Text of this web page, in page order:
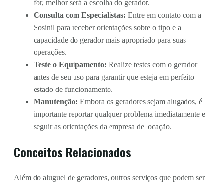
for, melhor será a escolha do gerador.
Consulta com Especialistas: Entre em contato com a
Sosinil para receber orientações sobre o tipo e a
capacidade do gerador mais apropriado para suas
operações.
Teste o Equipamento: Realize testes com o gerador
antes de seu uso para garantir que esteja em perfeito
estado de funcionamento.
Manutenção: Embora os geradores sejam alugados, é
importante reportar qualquer problema imediatamente e
seguir as orientações da empresa de locação.
Conceitos Relacionados
Além do aluguel de geradores, outros serviços que podem ser